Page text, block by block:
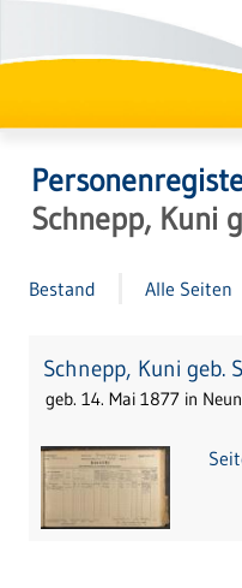
Schnepp, Kuni
Bestand Alle Seiten
Schnepp, Kuni geb.
geb. 14. Mai 1877 in